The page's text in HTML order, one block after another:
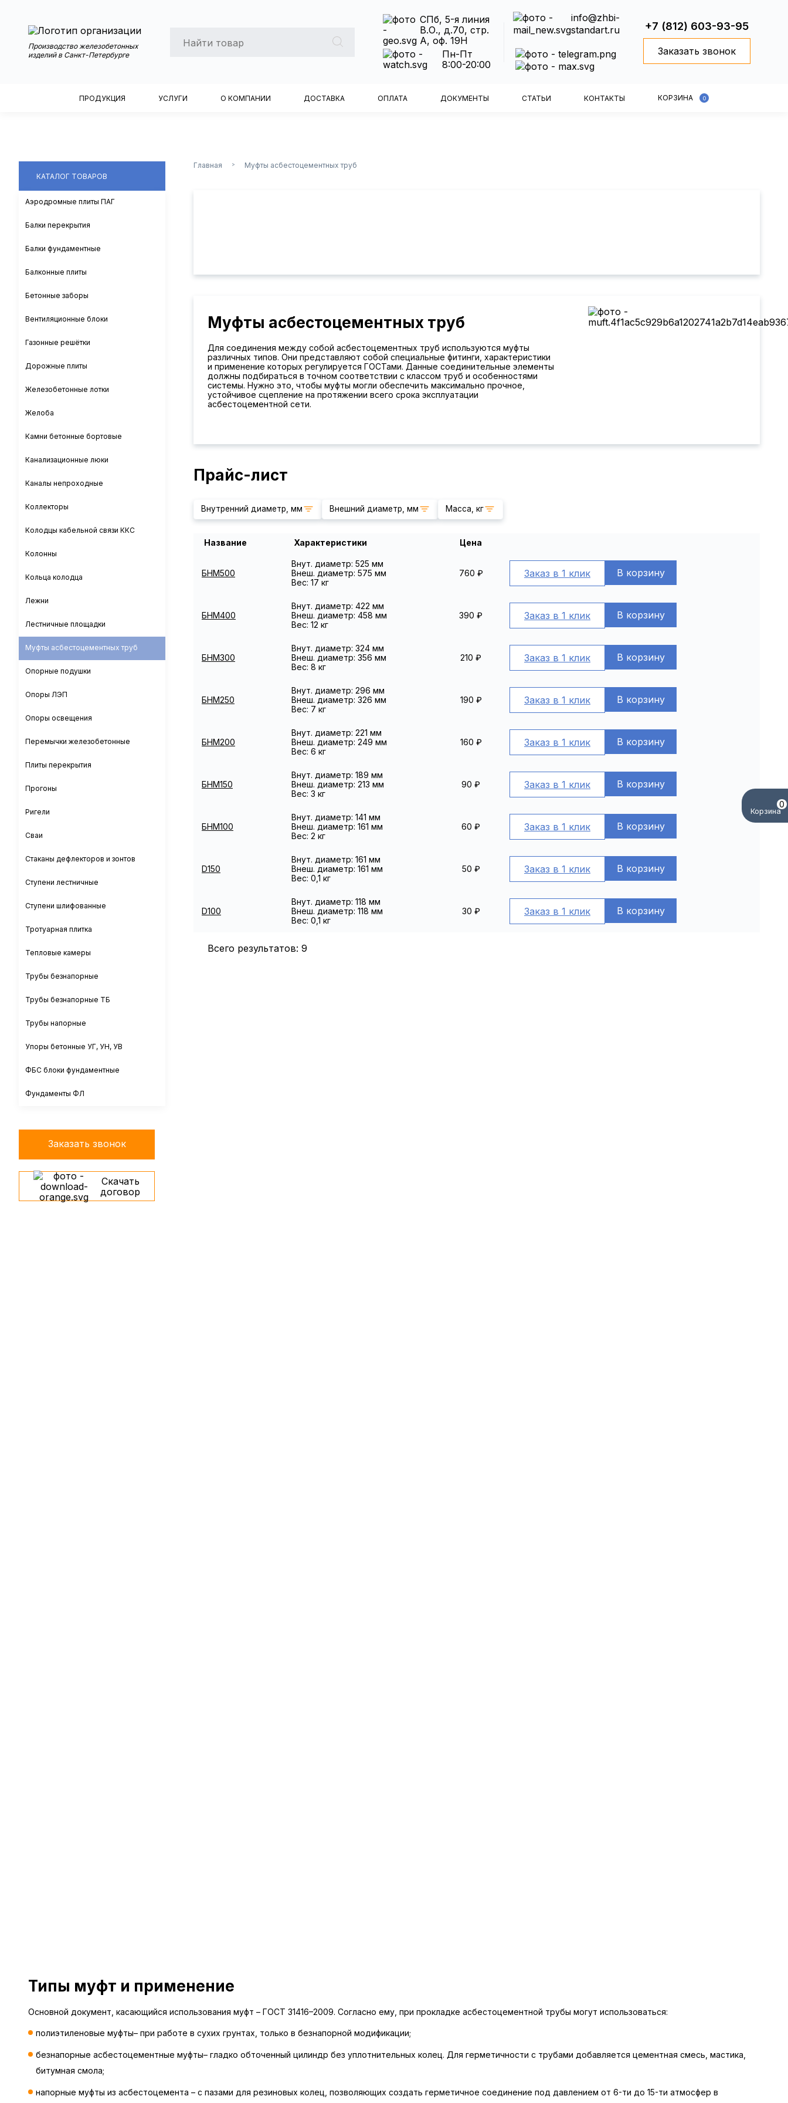
Производство железобетонных
изделий в Санкт-Петербурге
СПб, 5-я линия
В.О., д.70, стр.
А, оф. 19Н
Пн-Пт
8:00-20:00
info@zhbi-
standart.ru
+7 (812) 603-93-95
Заказать звонок
ПРОДУКЦИЯ УСЛУГИ О КОМПАНИИ ДОСТАВКА ОПЛАТА ДОКУМЕНТЫ СТАТЬИ КОНТАКТЫ КОРЗИНА 0
КАТАЛОГ ТОВАРОВ
Аэродромные плиты ПАГ
Балки перекрытия
Балки фундаментные
Балконные плиты
Бетонные заборы
Вентиляционные блоки
Газонные решётки
Дорожные плиты
Железобетонные лотки
Желоба
Камни бетонные бортовые
Канализационные люки
Каналы непроходные
Коллекторы
Колодцы кабельной связи ККС
Колонны
Кольца колодца
Лежни
Лестничные площадки
Муфты асбестоцементных труб
Опорные подушки
Опоры ЛЭП
Опоры освещения
Перемычки железобетонные
Плиты перекрытия
Прогоны
Ригели
Сваи
Стаканы дефлекторов и зонтов
Ступени лестничные
Ступени шлифованные
Тротуарная плитка
Тепловые камеры
Трубы безнапорные
Трубы безнапорные ТБ
Трубы напорные
Упоры бетонные УГ, УН, УВ
ФБС блоки фундаментные
Фундаменты ФЛ
Заказать звонок
Скачать
договор
Главная > Муфты асбестоцементных труб
Муфты асбестоцементных труб
Для соединения между собой асбестоцементных труб используются муфты
различных типов. Они представляют собой специальные фитинги, характеристики
и применение которых регулируется ГОСТами. Данные соединительные элементы
должны подбираться в точном соответствии с классом труб и особенностями
системы. Нужно это, чтобы муфты могли обеспечить максимально прочное,
устойчивое сцепление на протяжении всего срока эксплуатации
асбестоцементной сети.
Прайс-лист
Внутренний диаметр, мм Внешний диаметр, мм Масса, кг
Название Характеристики Цена
БНМ500
Внут. диаметр: 525 мм
Внеш. диаметр: 575 мм
Вес: 17 кг
760 ₽ Заказ в 1 клик В корзину
БНМ400
Внут. диаметр: 422 мм
Внеш. диаметр: 458 мм
Вес: 12 кг
390 ₽ Заказ в 1 клик В корзину
БНМ300
Внут. диаметр: 324 мм
Внеш. диаметр: 356 мм
Вес: 8 кг
210 ₽ Заказ в 1 клик В корзину
БНМ250
Внут. диаметр: 296 мм
Внеш. диаметр: 326 мм
Вес: 7 кг
190 ₽ Заказ в 1 клик В корзину
БНМ200
Внут. диаметр: 221 мм
Внеш. диаметр: 249 мм
Вес: 6 кг
160 ₽ Заказ в 1 клик В корзину
БНМ150
Внут. диаметр: 189 мм
Внеш. диаметр: 213 мм
Вес: 3 кг
90 ₽ Заказ в 1 клик В корзину
БНМ100
Внут. диаметр: 141 мм
Внеш. диаметр: 161 мм
Вес: 2 кг
60 ₽ Заказ в 1 клик В корзину
D150
Внут. диаметр: 161 мм
Внеш. диаметр: 161 мм
Вес: 0,1 кг
50 ₽ Заказ в 1 клик В корзину
D100
Внут. диаметр: 118 мм
Внеш. диаметр: 118 мм
Вес: 0,1 кг
30 ₽ Заказ в 1 клик В корзину
Всего результатов: 9
Типы муфт и применение
Основной документ, касающийся использования муфт – ГОСТ 31416–2009. Согласно ему, при прокладке асбестоцементной трубы могут использоваться:
полиэтиленовые муфты– при работе в сухих грунтах, только в безнапорной модификации;
безнапорные асбестоцементные муфты– гладко обточенный цилиндр без уплотнительных колец. Для герметичности с трубами добавляется цементная смесь, мастика,
битумная смола;
напорные муфты из асбестоцемента – с пазами для резиновых колец, позволяющих создать герметичное соединение под давлением от 6-ти до 15-ти атмосфер в
Корзина
0